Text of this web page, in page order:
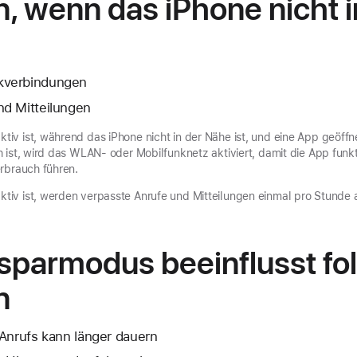
wenn das iPhone nicht
Mitteilungen
ist, während das iPhone nicht in der Nähe ist, und eine App
wird das WLAN- oder Mobilfunknetz aktiviert, damit die App
führen.
ist, werden verpasste Anrufe und Mitteilungen einmal pro Stunde
beeinflusst
kann länger dauern